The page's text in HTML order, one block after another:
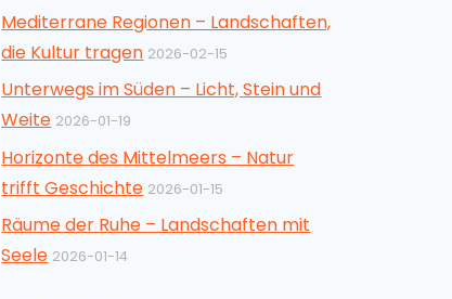
Mediterrane Regionen – Landschaften,
die Kultur tragen 2026-02-15
Unterwegs im Süden – Licht, Stein und
Weite 2026-01-19
Horizonte des Mittelmeers – Natur
trifft Geschichte 2026-01-15
Räume der Ruhe – Landschaften mit
Seele 2026-01-14